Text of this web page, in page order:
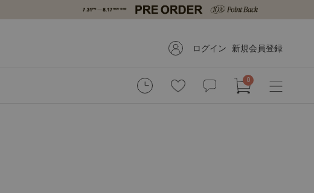
ログイン 新規会員登録
0